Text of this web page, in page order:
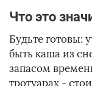
Что это
Будьте готовы:
быть каша из
запасом
тротуарах -